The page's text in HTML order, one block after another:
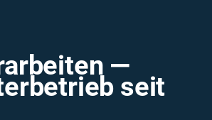
—
seit